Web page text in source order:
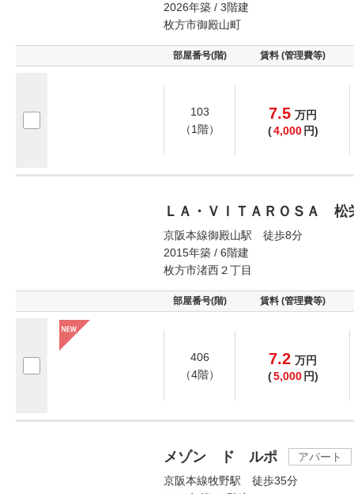
2026年築 / 3階建
枚方市御殿山町
部屋番号(階) 賃料 (管理費等)
103
（1階）
7.5 万円
(4,000 円)
ＬＡ・ＶＩＴＡＲＯＳＡ 松
京阪本線御殿山駅 徒歩8分
2015年築 / 6階建
枚方市渚西２丁目
部屋番号(階) 賃料 (管理費等)
406
（4階）
7.2 万円
(5,000 円)
メゾン ド ルポ
アパート
京阪本線牧野駅 徒歩35分